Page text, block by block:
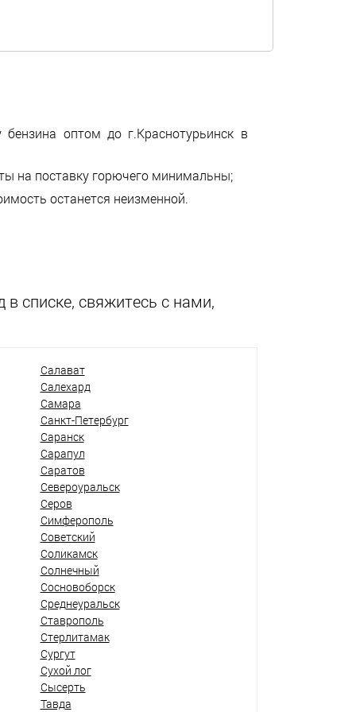
оптом до г.Краснотурьинск в
на поставку горючего минимальны;
останется неизменной.
списке, свяжитесь с нами,
Салават
Салехард
Самара
Санкт-Петербург
Саранск
Сарапул
Саратов
Североуральск
Серов
Симферополь
Советский
Соликамск
Солнечный
Сосновоборск
Среднеуральск
Ставрополь
Стерлитамак
Сургут
Сухой лог
Сысерть
Тавда